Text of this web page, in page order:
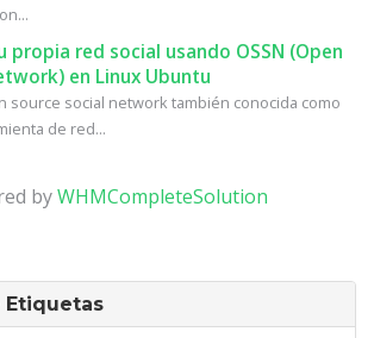
propia red social usando OSSN (Open
en Linux Ubuntu
source social network también conocida como
de red...
byWHMCompleteSolution
Etiquetas